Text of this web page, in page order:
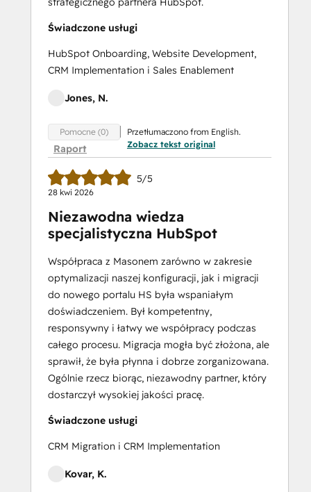
Świadczone usługi
HubSpot Onboarding, Website Development,
CRM Implementation i Sales Enablement
Jones, N.
Pomocne (0)
Raport
Przetłumaczono from English.
Zobacz tekst original
5/5
28 kwi 2026
Niezawodna wiedza
specjalistyczna HubSpot
Współpraca z Masonem zarówno w zakresie
optymalizacji naszej konfiguracji, jak i migracji
do nowego portalu HS była wspaniałym
doświadczeniem. Był kompetentny,
responsywny i łatwy we współpracy podczas
całego procesu. Migracja mogła być złożona, ale
sprawił, że była płynna i dobrze zorganizowana.
Ogólnie rzecz biorąc, niezawodny partner, który
dostarczył wysokiej jakości pracę.
Świadczone usługi
CRM Migration i CRM Implementation
Kovar, K.